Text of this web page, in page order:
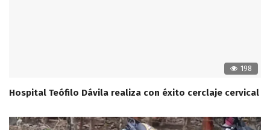
198
Hospital Teófilo Dávila realiza con éxito cerclaje cervical